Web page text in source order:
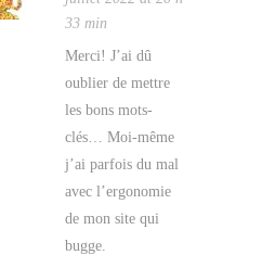
33 min
Merci! J’ai dû
oublier de mettre
les bons mots-
clés… Moi-même
j’ai parfois du mal
avec l’ergonomie
de mon site qui
bugge.